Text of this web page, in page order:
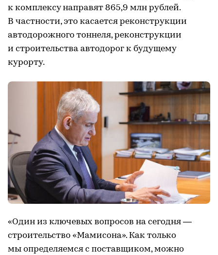
к комплексу направят 865,9 млн рублей.
В частности, это касается реконструкции
автодорожного тоннеля, реконструкции
и строительства автодорог к будущему
курорту.
«Один из ключевых вопросов на сегодня —
строительство «Мамисона». Как только
мы определяемся с поставщиком, можно